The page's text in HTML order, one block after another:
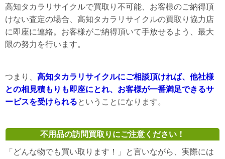
高知タカラリサイクルで買取り不可能、お客様のご納得頂
けない査定の場合、高知タカラリサイクルの買取り協力店
に即座に連絡。お客様がご納得頂いて手放せるよう、最大
限の努力を行います。
つまり、 高知タカラリサイクルにご相談頂ければ、他社様
との相見積もりも即座にとれ、お客様が一番満足できるサ
ービスを受けられるということになります。
不用品の訪問買取りにご注意ください！
「どんな物でも買い取ります！」と言いながら、実際には